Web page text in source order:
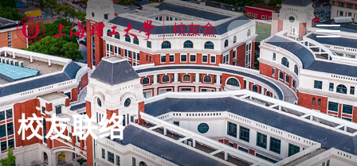
关
于
我
们
新
闻
公
告
校友联络